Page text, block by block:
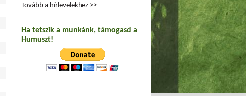
Tovább a hírlevelekhez >>
Ha tetszik a munkánk, támogasd a
Humuszt!